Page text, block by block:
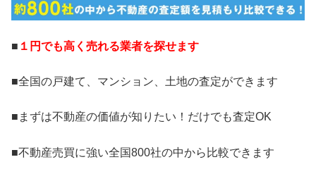
■ １円でも高く売れる業者を探せます
■全国の戸建て、マンション、土地の査定ができます
■まずは不動産の価値が知りたい！だけでも査定OK
■不動産売買に強い全国800社の中から比較できます